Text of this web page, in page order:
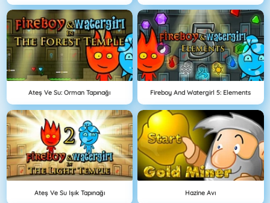
Ateş Ve Su: Orman Tapınağı Fireboy And Watergirl 5: Elements
Ateş Ve Su Işık Tapınağı Hazine Avı